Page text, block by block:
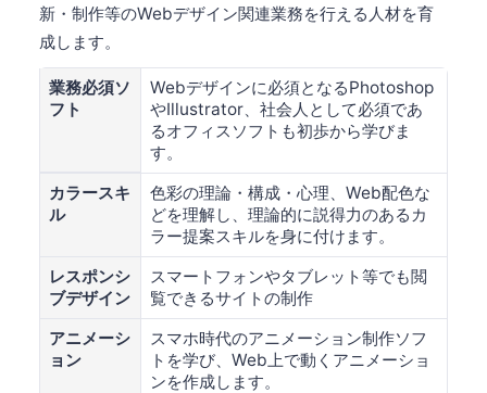
新・制作等のWebデザイン関連業務を行える人材を育
成します。
業務必須ソ
フト
Webデザインに必須となるPhotoshop
やIllustrator、社会人として必須であ
るオフィスソフトも初歩から学びま
す。
カラースキ
ル
色彩の理論・構成・心理、Web配色な
どを理解し、理論的に説得力のあるカ
ラー提案スキルを身に付けます。
レスポンシ
ブデザイン
スマートフォンやタブレット等でも閲
覧できるサイトの制作
アニメーシ
ョン
スマホ時代のアニメーション制作ソフ
トを学び、Web上で動くアニメーショ
ンを作成します。